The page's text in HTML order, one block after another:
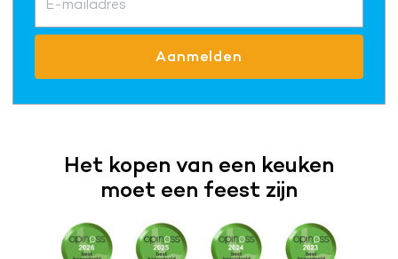
E-mailadres
Aanmelden
Het kopen van een keuken
moet een feest zijn